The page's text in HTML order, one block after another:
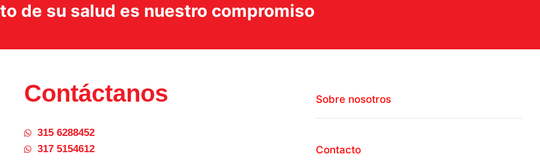
de su salud es nuestro compromiso
Contáctanos
315 6288452
317 5154612
Sobre nosotros
Contacto